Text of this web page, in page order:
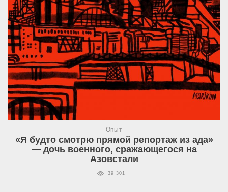
Опыт
«Я будто смотрю прямой репортаж из ада»
— дочь военного, сражающегося на
Азовстали
39 301